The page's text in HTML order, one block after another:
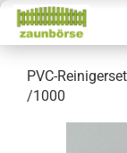
PVC-
/1000